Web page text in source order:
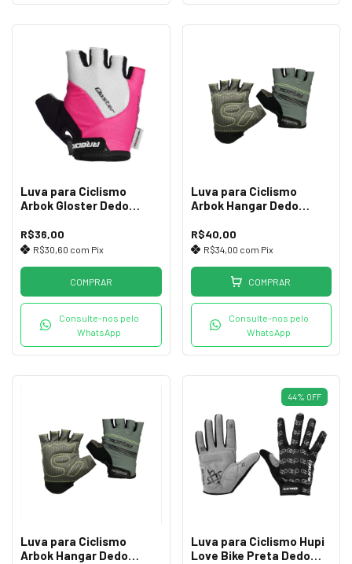
Luva para Ciclismo
Arbok Gloster Dedo
R$36,00
R$30,60 com Pix
COMPRAR
Consulte-nos pelo
WhatsApp
Luva para Ciclismo
Arbok Hangar Dedo
R$40,00
R$34,00 com Pix
COMPRAR
Consulte-nos pelo
WhatsApp
Luva para Ciclismo
Arbok Hangar Dedo
44% OFF
Luva para Ciclismo Hupi
Love Bike Preta Dedo